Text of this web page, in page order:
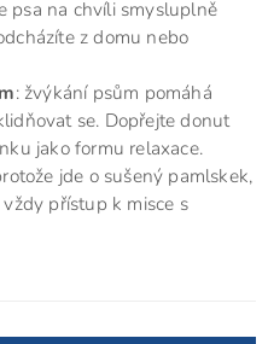
psa na chvíli smysluplně
z domu nebo
: žvýkání psům pomáhá
se. Dopřejte donut
jako formu relaxace.
jde o sušený pamlskek,
přístup k misce s